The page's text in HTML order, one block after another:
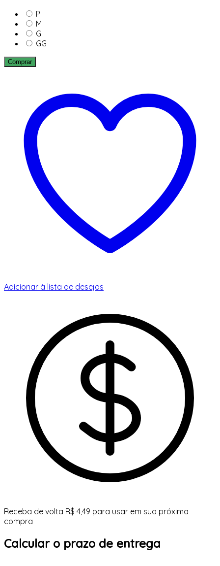
P
M
G
GG
Comprar
Adicionar à lista de desejos
Receba de volta R$ 4,49 para usar em sua próxima
compra
Calcular o prazo de entrega